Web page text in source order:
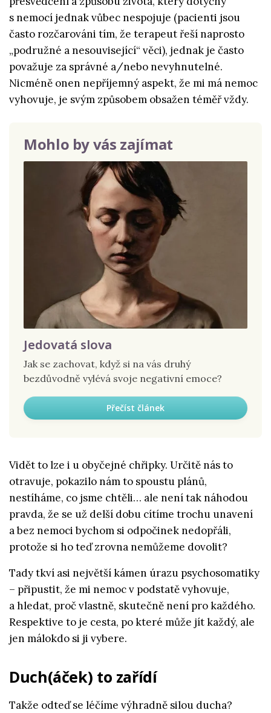
s nemocí jednak vůbec nespojuje (pacienti jsou
často rozčarováni tím, že terapeut řeší naprosto
„podružné a nesouvisející“ věci), jednak je často
považuje za správné a/nebo nevyhnutelné.
Nicméně onen nepříjemný aspekt, že mi má nemoc
vyhovuje, je svým způsobem obsažen téměř vždy.
Mohlo by vás zajímat
Jedovatá slova
Jak se zachovat, když si na vás druhý
bezdůvodně vylévá svoje negativní emoce?
Přečíst článek
Vidět to lze i u obyčejné chřipky. Určitě nás to
otravuje, pokazilo nám to spoustu plánů,
nestíháme, co jsme chtěli… ale není tak náhodou
pravda, že se už delší dobu cítíme trochu unavení
a bez nemoci bychom si odpočinek nedopřáli,
protože si ho teď zrovna nemůžeme dovolit?
Tady tkví asi největší kámen úrazu psychosomatiky
– připustit, že mi nemoc v podstatě vyhovuje,
a hledat, proč vlastně, skutečně není pro každého.
Respektive to je cesta, po které může jít každý, ale
jen málokdo si ji vybere.
Duch(áček) to zařídí
Takže odteď se léčíme výhradně silou ducha?